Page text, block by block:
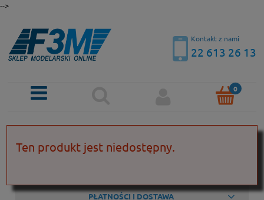
-->
Kontakt z nami
22 613 26 13
Ten produkt jest niedostępny.
PŁATNOŚCI I DOSTAWA